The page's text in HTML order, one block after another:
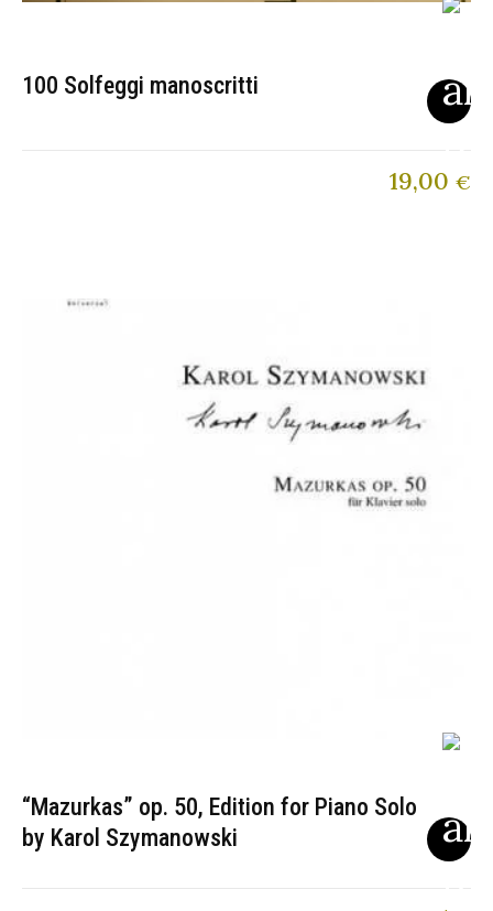
100 Solfeggi manoscritti
19,00 €
“Mazurkas” op. 50, Edition for Piano Solo
by Karol Szymanowski